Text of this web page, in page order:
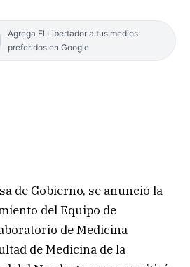
Agrega El Libertador a tus medios
preferidos en Google
de Gobierno, se anunció la
del Equipo de
de Medicina
de Medicina de la